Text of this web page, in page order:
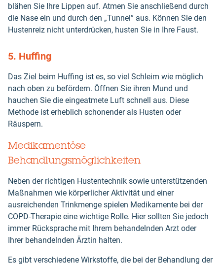
blähen Sie Ihre Lippen auf. Atmen Sie anschließend durch
die Nase ein und durch den „Tunnel” aus. Können Sie den
Hustenreiz nicht unterdrücken, husten Sie in Ihre Faust.
5. Huffing
Das Ziel beim Huffing ist es, so viel Schleim wie möglich
nach oben zu befördern. Öffnen Sie ihren Mund und
hauchen Sie die eingeatmete Luft schnell aus. Diese
Methode ist erheblich schonender als Husten oder
Räuspern.
Medikamentöse
Behandlungsmöglichkeiten
Neben der richtigen Hustentechnik sowie unterstützenden
Maßnahmen wie körperlicher Aktivität und einer
ausreichenden Trinkmenge spielen Medikamente bei der
COPD-Therapie eine wichtige Rolle. Hier sollten Sie jedoch
immer Rücksprache mit Ihrem behandelnden Arzt oder
Ihrer behandelnden Ärztin halten.
Es gibt verschiedene Wirkstoffe, die bei der Behandlung der